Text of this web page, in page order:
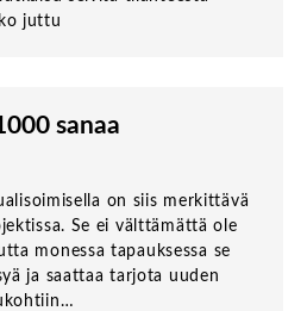
juttu
sanaa
on siis merkittävä
Se ei välttämättä ole
monessa tapauksessa se
ja saattaa tarjota uuden